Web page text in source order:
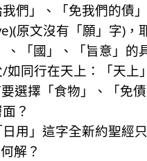
們」、「免我們的債
原文沒有「願」字)，
、「國」、「旨意」的
/如同行在天上：「天上
選擇「食物」、「免
？
日用」這字全新約聖經
解？